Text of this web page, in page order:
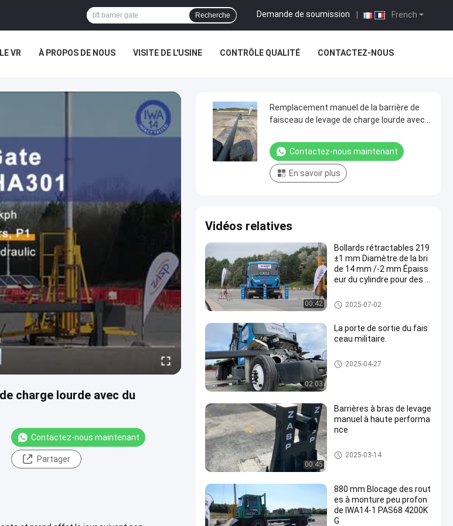
French
Demande de soumission
Recherche
VR À PROPOS DE NOUS VISITE DE L'USINE CONTRÔLE QUALITÉ CONTACTEZ-NOUS
charge lourde avec du
Contactez-nous maintenant
Partager
Remplacement manuel de la barrière de
faisceau de levage de charge lourde avec
Contactez-nous maintenant
En savoir plus
Vidéos relatives
00:42
Bollards rétractables 219
±1 mm Diamètre de la bri
de 14 mm /-2 mm Épaiss
eur du cylindre pour des s
alentes
Bollants amovibles
2025-07-02
02:03
La porte de sortie du fais
ceau militaire.
Porte à faisceau ascendant
2025-04-27
00:45
Barrières à bras de levage
manuel à haute performa
nce
Porte à faisceau ascendant
2025-03-14
880 mm Blocage des rout
es à monture peu profon
de IWA14-1 PAS68 4200K
G